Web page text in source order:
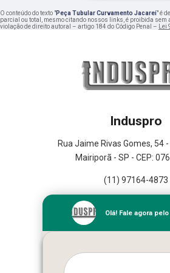
O conteúdo do texto "Peça Tubular Curvamento Jacareí" é
parcial ou total, mesmo citando nossos links, é proibida sem
violação de direito autoral – artigo 184 do Código Penal – Lei
Induspro
Rua Jaime Rivas Gomes, 54
Mairiporã - SP - CEP:
(11) 97164-4873
Empresa
Missão
Olá! Fale agora